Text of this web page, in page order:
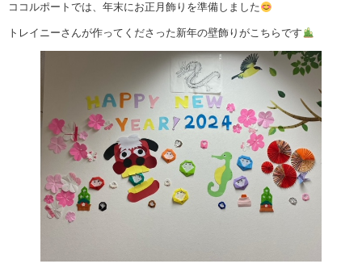
ココルポートでは、年末にお正月飾りを準備しました
トレイニーさんが作ってくださった新年の壁飾りがこちらです